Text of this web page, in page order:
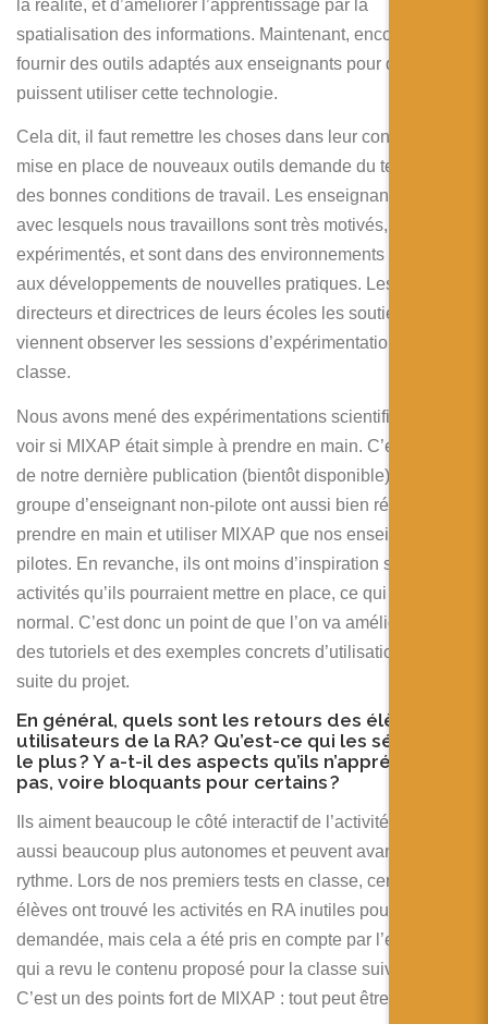
la réalité, et d’améliorer l’apprentissage par la
spatialisation des informations. Maintenant, encore faut-il
fournir des outils adaptés aux enseignants pour qu’ils
puissent utiliser cette technologie.
Cela dit, il faut remettre les choses dans leur contexte. La
mise en place de nouveaux outils demande du temps et
des bonnes conditions de travail. Les enseignants pilotes
avec lesquels nous travaillons sont très motivés,
expérimentés, et sont dans des environnements propices
aux développements de nouvelles pratiques. Les
directeurs et directrices de leurs écoles les soutiennent et
viennent observer les sessions d’expérimentations en
classe.
Nous avons mené des expérimentations scientifiques pour
voir si MIXAP était simple à prendre en main. C’est le sujet
de notre dernière publication (bientôt disponible). Le
groupe d’enseignant non-pilote ont aussi bien réussi à
prendre en main et utiliser MIXAP que nos enseignants
pilotes. En revanche, ils ont moins d’inspiration sur les
activités qu’ils pourraient mettre en place, ce qui est
normal. C’est donc un point de que l’on va améliorer avec
des tutoriels et des exemples concrets d’utilisation dans la
suite du projet.
En général, quels sont les retours des élèves
utilisateurs de la RA? Qu’est-ce qui les séduisent
le plus ? Y a-t-il des aspects qu’ils n’apprécient
pas, voire bloquants pour certains ?
Ils aiment beaucoup le côté interactif de l’activité. Ils sont
aussi beaucoup plus autonomes et peuvent avancer à leur
rythme. Lors de nos premiers tests en classe, certains bons
élèves ont trouvé les activités en RA inutiles pour l’activité
demandée, mais cela a été pris en compte par l’enseignant
qui a revu le contenu proposé pour la classe suivante.
C’est un des points fort de MIXAP : tout peut être modifier !